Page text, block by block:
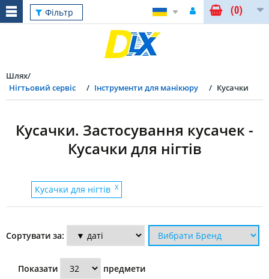
Фільтр (0)
Шлях
Нігтьовий сервіс
Інструменти для манікюру Кусачки
Кусачки. Застосування кусачек -
Кусачки для нігтів
Фільтр
Застосування
Скинути
Кусачки для нігтів X
Сортувати за:
Показати предмети